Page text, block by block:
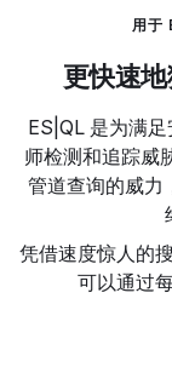
用于
更快速
ES|QL 是为满
师检测和追踪威
管道查询的威力
凭借速度惊人的
可以通过